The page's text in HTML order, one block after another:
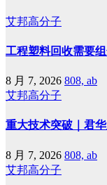
艾邦高分子
工程塑料回收需要
8 月 7, 2026 808, ab
艾邦高分子
重大技术突破｜君
8 月 7, 2026 808, ab
艾邦高分子